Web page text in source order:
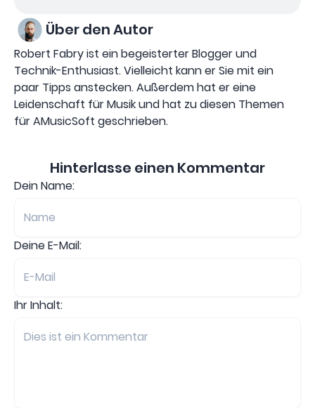
Über den Autor
Robert Fabry ist ein begeisterter Blogger und
Technik-Enthusiast. Vielleicht kann er Sie mit ein
paar Tipps anstecken. Außerdem hat er eine
Leidenschaft für Musik und hat zu diesen Themen
für AMusicSoft geschrieben.
Hinterlasse einen Kommentar
Dein Name:
Deine E-Mail:
Ihr Inhalt: